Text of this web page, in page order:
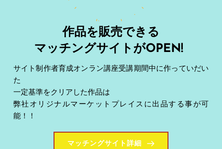
作品を販売できる
マッチングサイトがOPEN!
サイト制作者育成オンラン講座受講期間中に作っていだい
た
一定基準をクリアした作品は
弊社オリジナルマーケットプレイスに出品する事が可
能！！
マッチングサイト詳細